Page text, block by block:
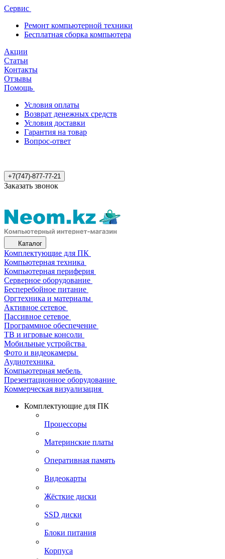
Сервис
Ремонт компьютерной техники
Бесплатная сборка компьютера
Акции
Статьи
Контакты
Отзывы
Помощь
Условия оплаты
Возврат денежных средств
Условия доставки
Гарантия на товар
Вопрос-ответ
+7(747)-877-77-21
Заказать звонок
Каталог
Комплектующие для ПК
Компьютерная техника
Компьютерная периферия
Серверное оборудование
Бесперебойное питание
Оргтехника и материалы
Активное сетевое
Пассивное сетевое
Программное обеспечение
ТВ и игровые консоли
Мобильные устройства
Фото и видеокамеры
Аудиотехника
Компьютерная мебель
Презентационное оборудование
Коммерческая визуализация
Комплектующие для ПК
Процессоры
Материнские платы
Оперативная память
Видеокарты
Жёсткие диски
SSD диски
Блоки питания
Корпуса